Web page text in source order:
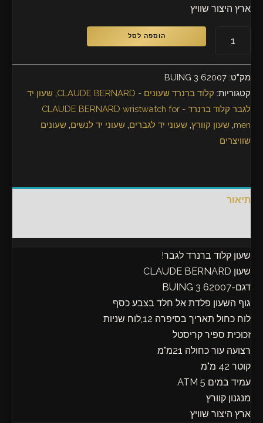
ארץ היצור שוויץ
הוספה לסל
מק"ט:62007 3 BUING
קטגוריות:קלוד ברנרד שעונים - CLAUDE BERNARD ,שעון יד
לגבר קלוד ברנרד - CLAUDE BERNARD wristwatch for
men
,שעון קוורץ,שעוני יד לגברים,שעוני יד לנשים,שעונים
שוויצרים
תיאור
שעון קלוד ברנרד לגבר!
שעון CLAUDE BERNARD
דגם-62007 3 BUING
גוף השעון פלדת אל חלד בצבע כסף
לוח כחול תאריך בסיפרה 12,לוח שניות
זכוכית ספיר קריסטל
רצועה עור כחולה 21מ"מ
קוטר 42 מ"מ
עמיד במים 5 ATM
מנגנון קוורץ
ארץ היצור שוויץ